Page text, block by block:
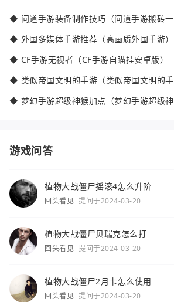
◆ 问道手游装备制作技巧（问道手游搬砖
◆ 外国多媒体手游推荐（高画质外国手游）
◆ CF手游无视者（CF手游自瞄挂安卓版）
◆ 类似帝国文明的手游（类似帝国文明的手
◆ 梦幻手游超级神猴加点（梦幻手游超级
游戏问答
植物大战僵尸摇滚4怎么升阶
回头看见 提问于2024-03-20
植物大战僵尸贝瑞克怎么打
回头看见 提问于2024-03-20
植物大战僵尸2月卡怎么使用
回头看见 提问于2024-03-20